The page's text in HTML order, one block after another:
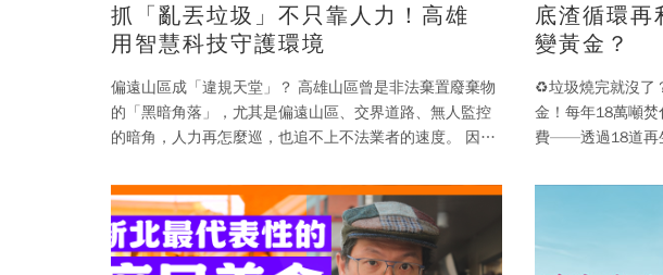
抓「亂丟垃圾」不只靠人力！高雄
用智慧科技守護環境
偏遠山區成「違規天堂」？ 高雄山區曾是非法棄置廢棄物
的「黑暗角落」，尤其是偏遠山區、交界道路、無人監控
的暗角，人力再怎麼巡，也追不上不法業者的速度。 因
底渣循環再
變黃金？
♻️垃圾燒完就沒了
金！ 每年18萬噸
費——透過18道再